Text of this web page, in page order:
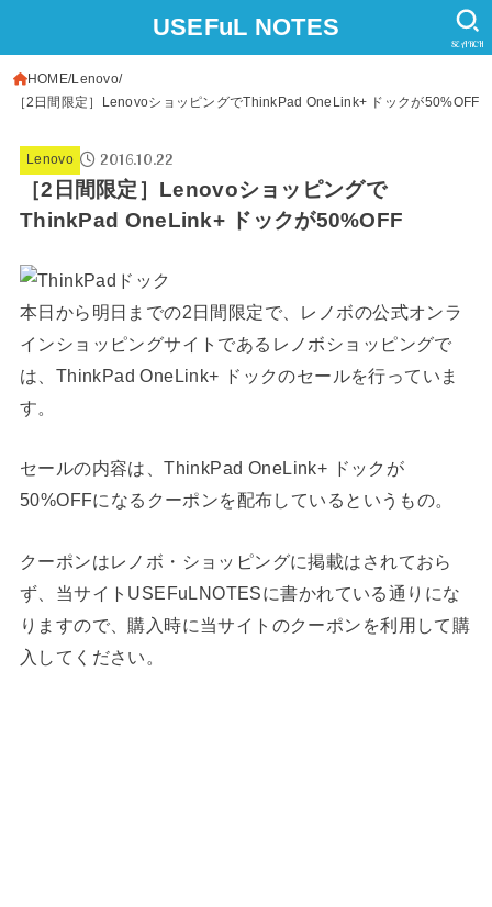
USEFuL NOTES
SEARCH
HOME Lenovo
［2日間限定］LenovoショッピングでThinkPad OneLink+ ドックが50%OFF
Lenovo 2016.10.22
［2日間限定］Lenovoショッピングで
ThinkPad OneLink+ ドックが50%OFF
本日から明日までの2日間限定で、レノボの公式オンラ
インショッピングサイトであるレノボショッピングで
は、ThinkPad OneLink+ ドックのセールを行っていま
す。
セールの内容は、ThinkPad OneLink+ ドックが
50%OFFになるクーポンを配布しているというもの。
クーポンはレノボ・ショッピングに掲載はされておら
ず、当サイトUSEFuLNOTESに書かれている通りにな
りますので、購入時に当サイトのクーポンを利用して購
入してください。